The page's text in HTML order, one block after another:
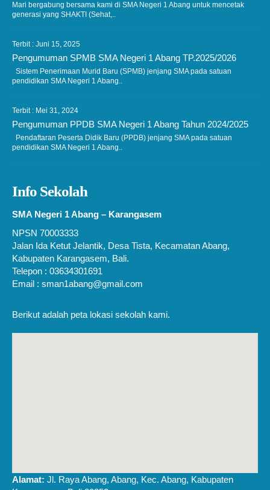
Mari bergabung bersama kami di SMA Negeri 1 Abang untuk mencetak
generasi yang SHAKTI (Sehat,..
Terbit : Juni 15, 2025
Pengumuman SPMB SMA Negeri 1 Abang TP.2025/2026
Sistem Penerimaan Murid Baru (SPMB) jenjang SMA pada satuan
pendidikan SMA Negeri 1 Abang..
Terbit : Mei 31, 2024
Pengumuman PPDB SMA Negeri 1 Abang Tahun 2024/2025
Pendaftaran Peserta Didik Baru (PPDB) jenjang SMA pada satuan
pendidikan SMA Negeri 1 Abang..
Info Sekolah
SMA Negeri 1 Abang – Karangasem
NPSN 70003333
Jalan Ida Ketut Jelantik, Desa Tista, Kecamatan Abang,
Kabupaten Karangasem, Bali.
Telepon : 03634301691
Email : sman1abang@gmail.com
Berikut adalah peta lokasi sekolah kami.
Alamat: Jl. Raya Abang, Abang, Kec. Abang, Kabupaten